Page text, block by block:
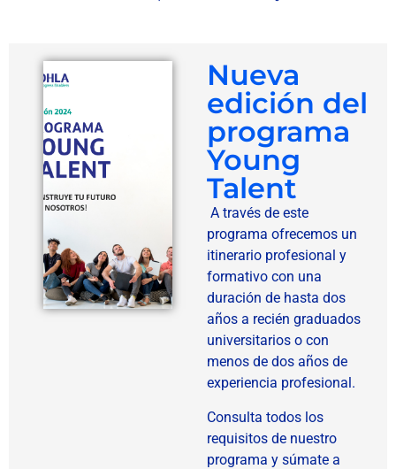
Nueva
edición del
programa
Young
Talent
A través de este
programa ofrecemos un
itinerario profesional y
formativo con una
duración de hasta dos
años a recién graduados
universitarios o con
menos de dos años de
experiencia profesional.
Consulta todos los
requisitos de nuestro
programa y súmate a